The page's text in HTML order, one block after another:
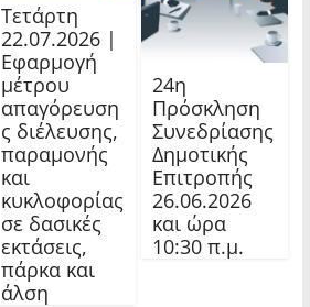
Τετάρτη
22.07.2026 |
Εφαρμογή
μέτρου
απαγόρευση
ς διέλευσης,
παραμονής
και
κυκλοφορίας
σε δασικές
εκτάσεις,
πάρκα και
άλση
24η
Πρόσκληση
Συνεδρίασης
Δημοτικής
Επιτροπής
26.06.2026
και ώρα
10:30 π.μ.